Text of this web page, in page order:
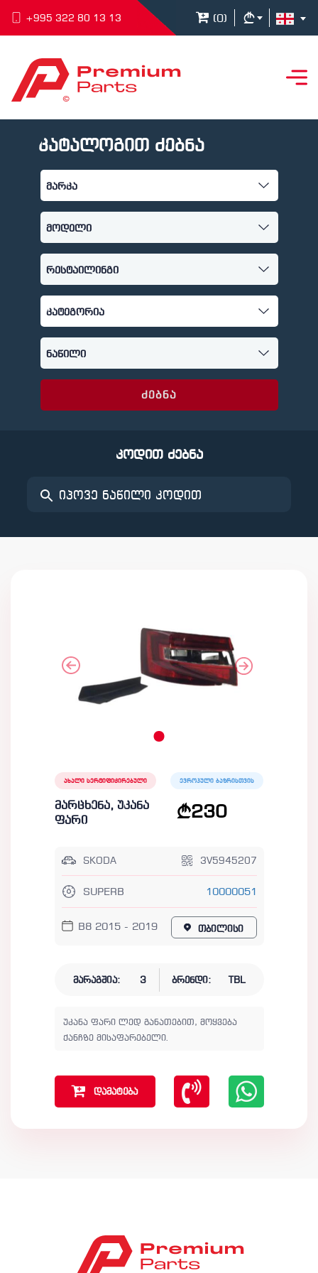
+995 322 80 13 13 (0)
კატალოგით ძებნა
ძებნა
კოდით ძებნა
ახალი სერტიფიცირებული ევროპული ბაზრისთვის
მარცხენა, უკანა
ფარი
230
SKODA 3V5945207
SUPERB 10000051
B8 2015 - 2019 თბილისი
მარაგშია: 3 ბრენდი: TBL
უკანა ფარი ლედ განათებით, მოყვება
ქანჩზე მისაფარებელი.
დამატება